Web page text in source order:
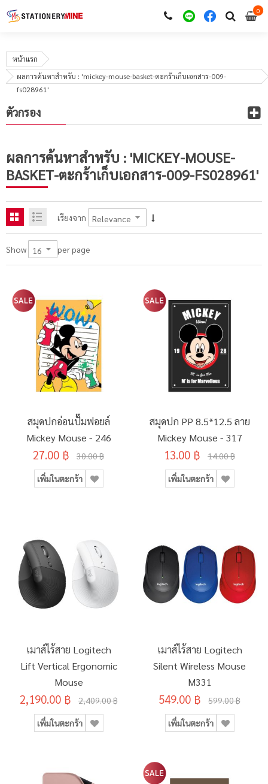
00
หน้าแรก
ผลการค้นหาสำหรับ : 'mickey-mouse-basket-ตะกร้าเก็บเอกสาร-009-
fs028961'
ผลการค้นหาสำหรับ : 'MICKEY-MOUSE-
BASKET-ตะกร้าเก็บเอกสาร-009-FS028961'
เรียงจาก
Show per page
สมุดปกอ่อนปั๊มฟอยล์
Mickey Mouse - 246
27.00 ฿ 30.00 ฿
เพิ่มในตะกร้า
สมุดปก PP 8.5*12.5 ลาย
Mickey Mouse - 317
13.00 ฿ 14.00 ฿
เพิ่มในตะกร้า
เมาส์ไร้สาย Logitech
Lift Vertical Ergonomic
Mouse
2,190.00 ฿ 2,409.00 ฿
เพิ่มในตะกร้า
เมาส์ไร้สาย Logitech
Silent Wireless Mouse
M331
549.00 ฿ 599.00 ฿
เพิ่มในตะกร้า
ตัวกรอง